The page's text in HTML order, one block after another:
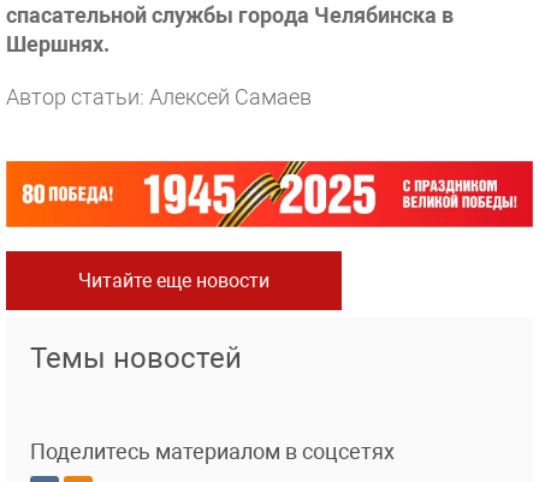
спасательной службы города Челябинска в
Шершнях.
Автор статьи: Алексей Самаев
Читайте еще новости
Темы новостей
Поделитесь материалом в соцсетях